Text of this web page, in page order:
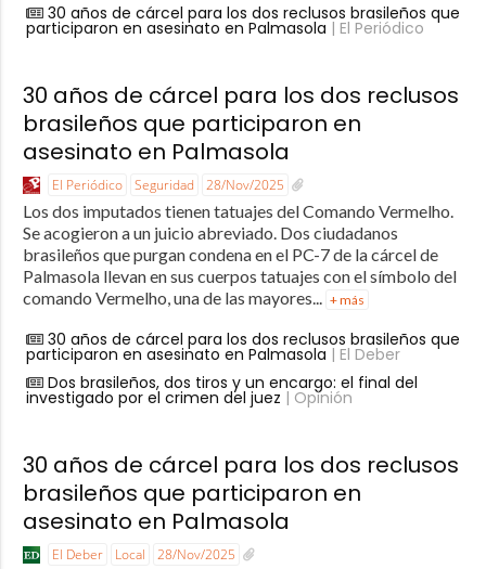
30 años de cárcel para los dos reclusos brasileños que
participaron en asesinato en Palmasola | El Periódico
30 años de cárcel para los dos reclusos
brasileños que participaron en
asesinato en Palmasola
El Periódico Seguridad 28/Nov/2025
Los dos imputados tienen tatuajes del Comando Vermelho.
Se acogieron a un juicio abreviado. Dos ciudadanos
brasileños que purgan condena en el PC-7 de la cárcel de
Palmasola llevan en sus cuerpos tatuajes con el símbolo del
comando Vermelho, una de las mayores... + más
30 años de cárcel para los dos reclusos brasileños que
participaron en asesinato en Palmasola | El Deber
Dos brasileños, dos tiros y un encargo: el final del
investigado por el crimen del juez | Opinión
30 años de cárcel para los dos reclusos
brasileños que participaron en
asesinato en Palmasola
El Deber Local 28/Nov/2025